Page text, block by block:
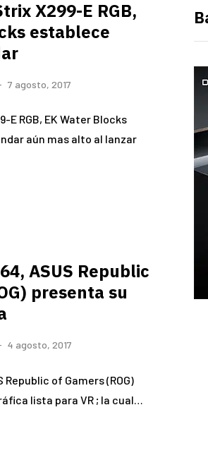
X299-E RGB,
establece
7 agosto, 2017
E RGB, EK Water Blocks
aún mas alto al lanzar
ASUS Republic
presenta su
4 agosto, 2017
Republic of Gamers (ROG)
lista para VR ; la cual…